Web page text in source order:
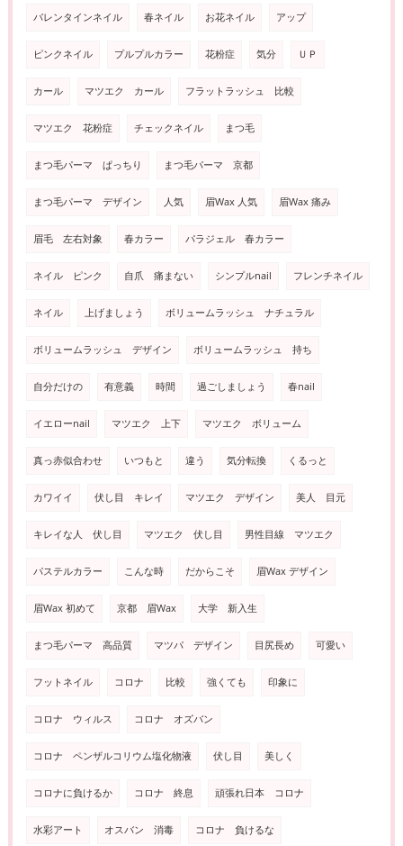
バレンタインネイル 春ネイル お花ネイル アップ
ピンクネイル プルプルカラー 花粉症 気分 ＵＰ
カール マツエク カール フラットラッシュ 比較
マツエク 花粉症 チェックネイル まつ毛
まつ毛パーマ ぱっちり まつ毛パーマ 京都
まつ毛パーマ デザイン 人気 眉Wax 人気 眉Wax 痛み
眉毛 左右対象 春カラー パラジェル 春カラー
ネイル ピンク 自爪 痛まない シンプルnail フレンチネイル
ネイル 上げましょう ボリュームラッシュ ナチュラル
ボリュームラッシュ デザイン ボリュームラッシュ 持ち
自分だけの 有意義 時間 過ごしましょう 春nail
イエローnail マツエク 上下 マツエク ボリューム
真っ赤似合わせ いつもと 違う 気分転換 くるっと
カワイイ 伏し目 キレイ マツエク デザイン 美人 目元
キレイな人 伏し目 マツエク 伏し目 男性目線 マツエク
パステルカラー こんな時 だからこそ 眉Wax デザイン
眉Wax 初めて 京都 眉Wax 大学 新入生
まつ毛パーマ 高品質 マツパ デザイン 目尻長め 可愛い
フットネイル コロナ 比較 強くても 印象に
コロナ ウィルス コロナ オズバン
コロナ ペンザルコリウム塩化物液 伏し目 美しく
コロナに負けるか コロナ 終息 頑張れ日本 コロナ
水彩アート オスバン 消毒 コロナ 負けるな